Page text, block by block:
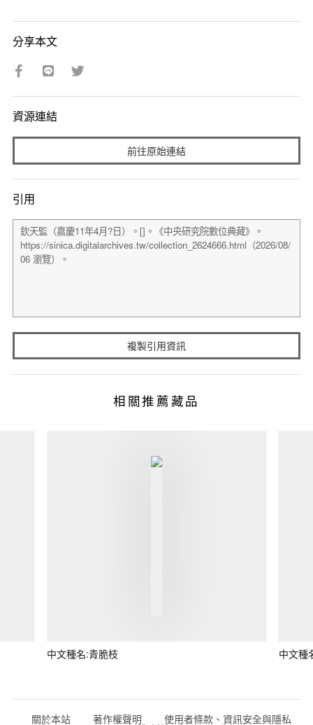
分享本文
資源連結
前往原始連結
引用
複製引用資訊
相關推薦藏品
中文種名:青脆枝 中文種
關於本站 著作權聲明 使用者條款、資訊安全與隱私